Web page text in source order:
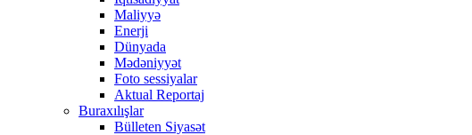
Maliyyə
Enerji
Dünyada
Mədəniyyət
Foto sessiyalar
Aktual Reportaj
Buraxılışlar
Bülleten Siyasət